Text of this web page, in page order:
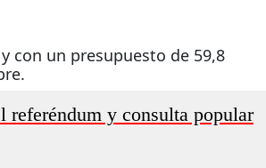
con un presupuesto de 59,8
referéndum y consulta popular